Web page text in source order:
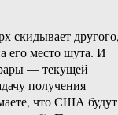
скидывает
его место шута. И
— текущей
получения
что США будут